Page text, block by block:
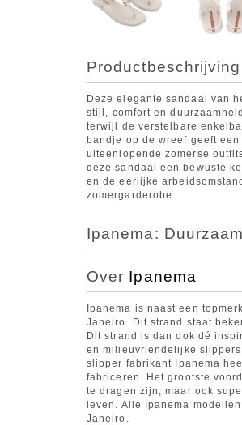
Productbeschrijving
Deze elegante sandaal van
stijl, comfort en
terwijl de verstelbare
bandje op de wreef geeft
uiteenlopende zomerse
deze sandaal een bewuste
en de eerlijke
zomergarderobe.
Ipanema:
Over Ipanema
Ipanema is naast een
Janeiro. Dit strand staat
Dit strand is dan ook dé
en milieuvriendelijke
slipper fabrikant Ipanema
fabriceren. Het grootste
te dragen zijn, maar ook
leven. Alle Ipanema
Janeiro.